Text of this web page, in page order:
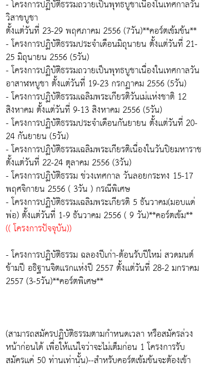
- โครงการปฏิบัติธรรมถวายเป็นพุทธบูชาเนื่องในเทศกาลวัน
วิสาขบูชา
ตั้งเเต่วันที่ 23-29 พฤศภาคม 2556 (7วัน)**คอร์ตเข้มข้น**
- โครงการปฏิบัติธรรมประจำเดือนมิถุนายน ตั้งเเต่วันที่ 21-
25 มิถุนายน 2556 (5วัน)
- โครงการปฏิบัติธรรมถวายเป็นพุทธบูชาเนื่องในเทศกาลวัน
อาสาฬหบูชา ตั้งเเต่วันที่ 19-23 กรกฏาคม 2556 (5วัน)
- โครงการปฏิบัติธรรมเฉลิมพระเกียรติวันเม่เเห่งชาติ 12
สิงหาคม ตั้งเเต่วันที่ 9-13 สิงหาคม 2556 (5วัน)
- โครงการปฏิบัติธรรมประจำเดือนกันยายน ตั้งเเต่วันที่ 20-
24 กันยายน (5วัน)
- โครงการปฏิบัติธรรมเฉลิมพระเกียรติเนื่องในวันปิยมหาราช
ตั้งเเต่วันที่ 22-24 ตุลาคม 2556 (3วัน)
- โครงการปฏิบัติธรรม ช่วงเทศกาล วันลอยกระทง 15-17
พฤศจิกายน 2556 ( 3วัน ) กรณีพิเศษ
- โครงการปฏิบัติธรรมเฉลิมพระเกียรติ 5 ธันวาคม(มอบเเด่
พ่อ) ตั้งเเต่วันที่ 1-9 ธันวาคม 2556 ( 9 วัน)**คอร์ตเข้ม**
(( โครงการปัจจุบัน))
- โครงการปฏิบัติธรรม ฉลองปีเก่า-ต้อนรับปีใหม่ สวดมนต์
ข้ามปี อธิฐานจิตเเรกเเห่งปี 2557 ตั้งเเต่วันที่ 28-2 มกราคม
2557 (3-5วัน)**คอร์ตพิเศษ**
(สามารถสมัครปฏิบัติธรรมตามกำหนดเวลา หรือสมัครล่วง
หน้าก่อนได้ เพื่อให้เเน่ใจว่าจะไม่เต็มก่อน 1 โครงการรับ
สมัครเเค่ 50 ท่านเท่านั้น)--สำหรับคอร์ตเข้มข้นจะต้องเข้า